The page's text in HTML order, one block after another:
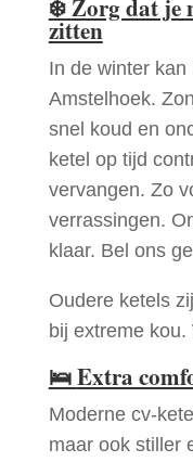
❄️Zorg dat je
zitten
In de winter
Amstelhoek.
snel koud en
ketel op tijd
vervangen. Zo
verrassingen.
klaar. Bel ons
Oudere ketels
bij extreme
🛌Extra
Moderne cv-
maar ook stiller